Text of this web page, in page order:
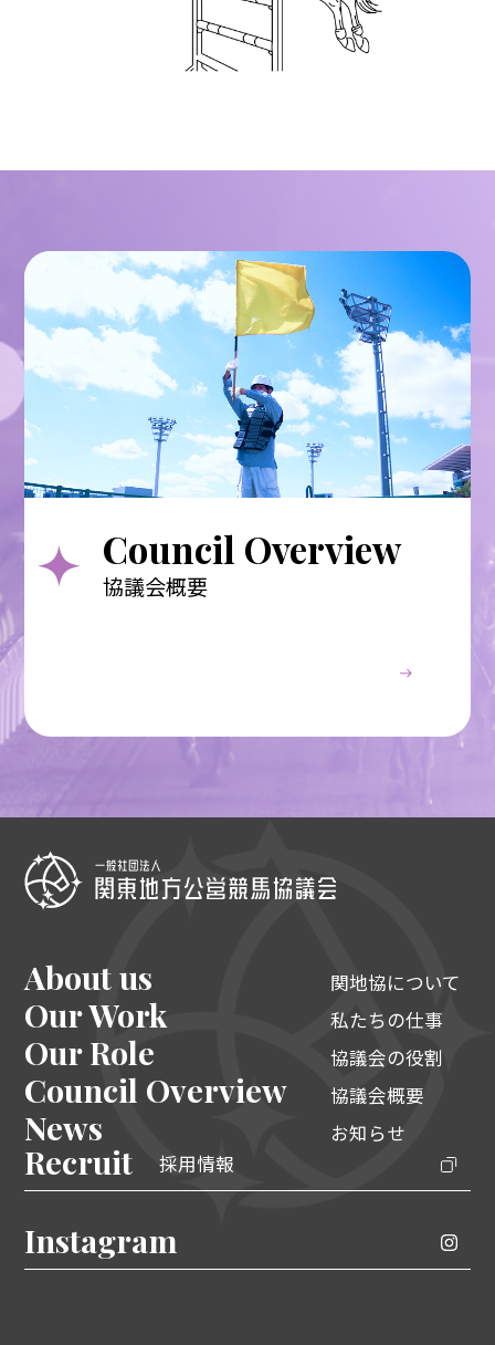
Council Overview
協議会概要
About us 関地協について
Our Work 私たちの仕事
Our Role 協議会の役割
Council Overview 協議会概要
News お知らせ
Recruit 採用情報
Instagram